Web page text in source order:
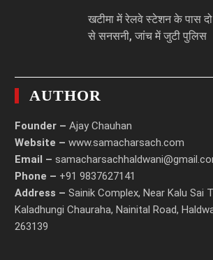
खटीमा में रेलवे स्टेशन के पास
से सनसनी, जांच में जुटी पुलिस
AUTHOR
Founder – Ajay Chauhan
Website – www.samacharsach.com
Email –
Phone – +91 9837627141
Address – Sainik Complex, Near Kalu Sai
Kaladhungi Chauraha, Nainital Road,
263139